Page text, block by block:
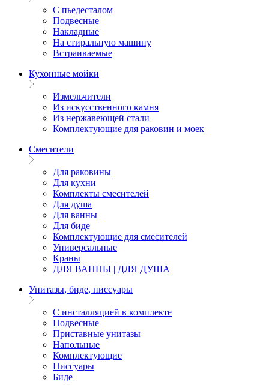
С пьедесталом
Подвесные
Накладные
На стиральную машину
Встраиваемые
Кухонные мойки
Измельчители
Из искусственного камня
Из нержавеющей стали
Комплектующие для раковин и моек
Смесители
Для раковины
Для кухни
Комплекты смесителей
Для душа
Для ванны
Для биде
Комплектующие для смесителей
Универсальные
Краны
ДЛЯ ВАННЫ | ДЛЯ ДУША
Унитазы, биде, писсуары
С инсталляцией в комплекте
Подвесные
Приставные унитазы
Напольные
Комплектующие
Писсуары
Биде